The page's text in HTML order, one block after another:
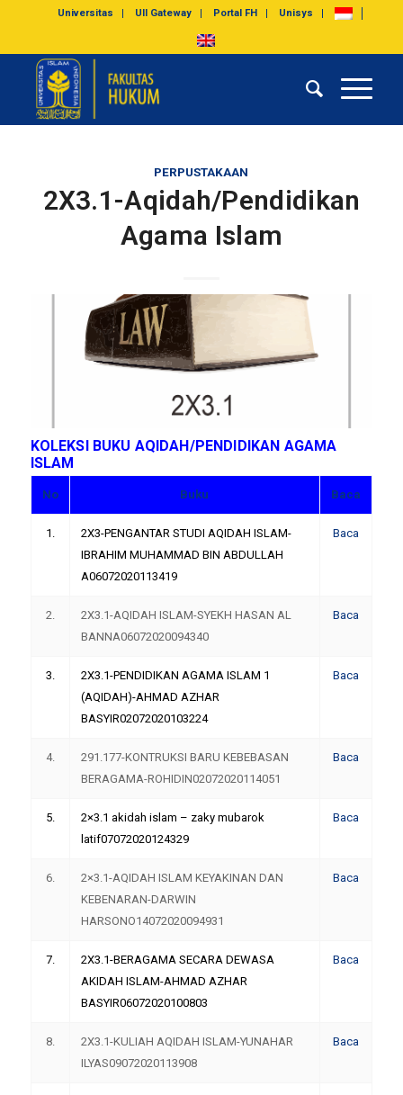
Universitas UII Gateway Portal FH Unisys
PERPUSTAKAAN
2X3.1-Aqidah/Pendidikan
Agama Islam
KOLEKSI BUKU AQIDAH/PENDIDIKAN AGAMA
ISLAM
No Buku Baca
1.
2X3-PENGANTAR STUDI AQIDAH ISLAM-
IBRAHIM MUHAMMAD BIN ABDULLAH
A06072020113419
Baca
2.
2X3.1-AQIDAH ISLAM-SYEKH HASAN AL
BANNA06072020094340
Baca
3.
2X3.1-PENDIDIKAN AGAMA ISLAM 1
(AQIDAH)-AHMAD AZHAR
BASYIR02072020103224
Baca
4.
291.177-KONTRUKSI BARU KEBEBASAN
BERAGAMA-ROHIDIN02072020114051
Baca
5.
2×3.1 akidah islam – zaky mubarok
latif07072020124329
Baca
6.
2×3.1-AQIDAH ISLAM KEYAKINAN DAN
KEBENARAN-DARWIN
HARSONO14072020094931
Baca
7.
2X3.1-BERAGAMA SECARA DEWASA
AKIDAH ISLAM-AHMAD AZHAR
BASYIR06072020100803
Baca
8.
2X3.1-KULIAH AQIDAH ISLAM-YUNAHAR
ILYAS09072020113908
Baca